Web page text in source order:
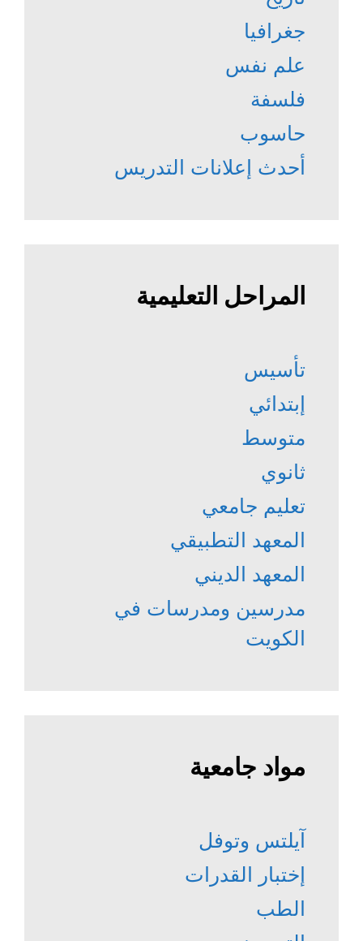
جغرافيا
علم نفس
فلسفة
حاسوب
أحدث إعلانات التدريس
المراحل التعليمية
تأسيس
إبتدائي
متوسط
ثانوي
تعليم جامعي
المعهد التطبيقي
المعهد الديني
مدرسين ومدرسات في
الكويت
مواد جامعية
آيلتس وتوفل
إختبار القدرات
الطب